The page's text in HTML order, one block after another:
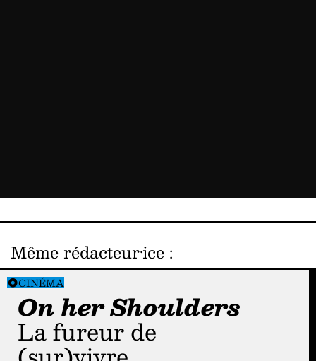
Même rédacteur·ice :
CINÉMA
On her Shoulders
la fureur de